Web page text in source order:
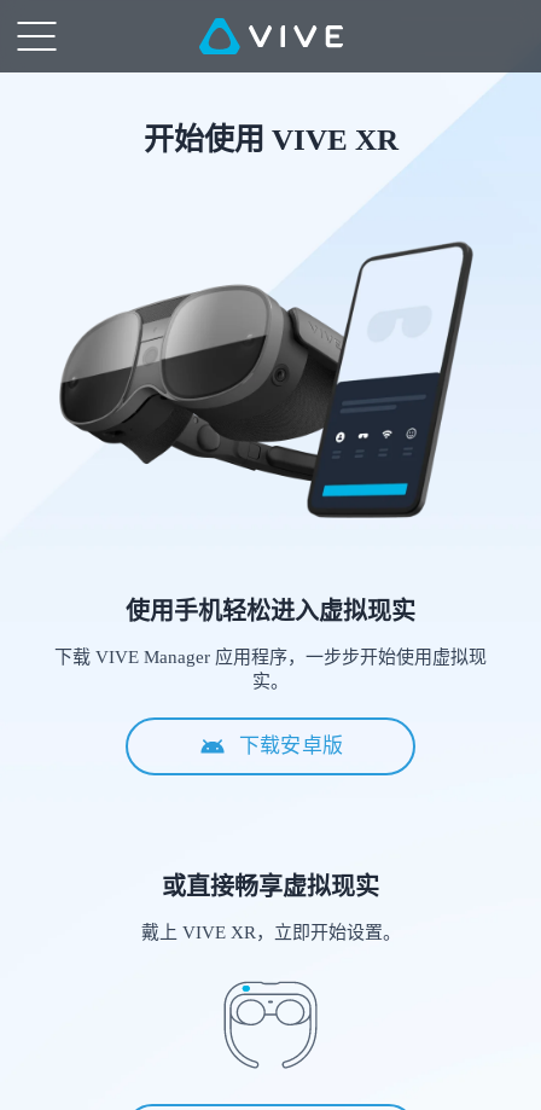
开
始
VIVE
开始使用 VIVE XR
使用手机轻松进入虚拟现实
下载 VIVE Manager 应用程序，一步步开始使用虚拟现
实。
下载安卓版
或直接畅享虚拟现实
戴上 VIVE XR，立即开始设置。